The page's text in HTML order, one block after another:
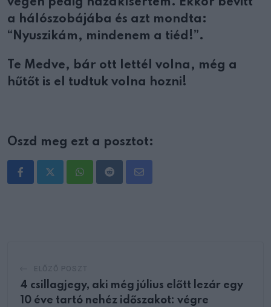
a hálószobájába és azt mondta:
“Nyuszikám, mindenem a tiéd!”.
Te Medve, bár ott lettél volna, még a
hűtőt is el tudtuk volna hozni!
Oszd meg ezt a posztot:
WhatsappRedditShare
4 csillagjegy, aki még július előtt lezár egy
10 éve tartó nehéz időszakot: végre